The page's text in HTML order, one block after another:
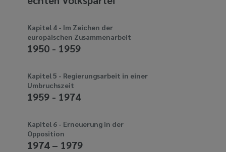
media
1950 - 1959
Kapitel 4 - Im Zeichen der
europäischen Zusammenarbeit
1959 - 1974
Kapitel 5 - Regierungsarbeit in einer
Umbruchszeit
1974 – 1979
Kapitel 6 - Erneuerung in der
Opposition